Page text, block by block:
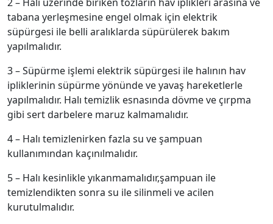
tabana yerleşmesine engel olmak için elektrik
süpürgesi ile belli aralıklarda süpürülerek bakım
yapılmalıdır.
3 – Süpürme işlemi elektrik süpürgesi ile halının hav
ipliklerinin süpürme yönünde ve yavaş hareketlerle
yapılmalıdır. Halı temizlik esnasında dövme ve çırpma
gibi sert darbelere maruz kalmamalıdır.
4 – Halı temizlenirken fazla su ve şampuan
kullanımından kaçınılmalıdır.
5 – Halı kesinlikle yıkanmamalıdır,şampuan ile
temizlendikten sonra su ile silinmeli ve acilen
kurutulmalıdır.